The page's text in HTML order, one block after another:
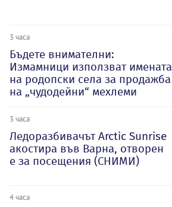
3 часа
Бъдете внимателни:
Измамници използват имената
на родопски села за продажба
на „чудодейни“ мехлеми
3 часа
Ледоразбивачът Arctic Sunrise
акостира във Варна, отворен
е за посещения (СНИМИ)
4 часа